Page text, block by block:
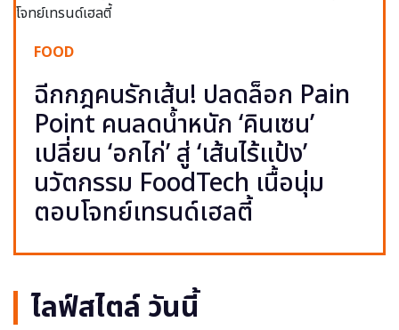
FOOD
ฉีกกฎคนรักเส้น! ปลดล็อก Pain
Point คนลดน้ำหนัก ‘คินเซน’
เปลี่ยน ‘อกไก่’ สู่ ‘เส้นไร้แป้ง’
นวัตกรรม FoodTech เนื้อนุ่ม
ตอบโจทย์เทรนด์เฮลตี้
ไลฟ์สไตล์ วันนี้